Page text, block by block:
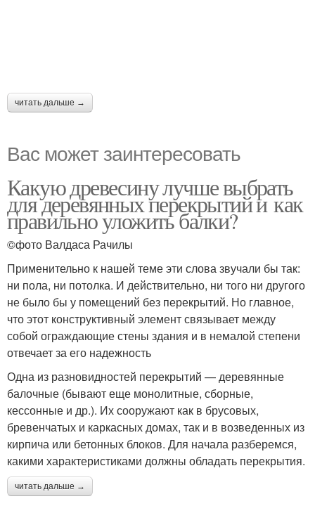
читать дальше →
Вас может заинтересовать
Какую древесину лучше выбрать
для деревянных перекрытий и как
правильно уложить балки?
©фото Валдаса Рачилы
Применительно к нашей теме эти слова звучали бы так:
ни пола, ни потолка. И действительно, ни того ни другого
не было бы у помещений без перекрытий. Но главное,
что этот конструктивный элемент связывает между
собой ограждающие стены здания и в немалой степени
отвечает за его надежность
Одна из разновидностей перекрытий — деревянные
балочные (бывают еще монолитные, сборные,
кессонные и др.). Их сооружают как в брусовых,
бревенчатых и каркасных домах, так и в возведенных из
кирпича или бетонных блоков. Для начала разберемся,
какими характеристиками должны обладать перекрытия.
читать дальше →